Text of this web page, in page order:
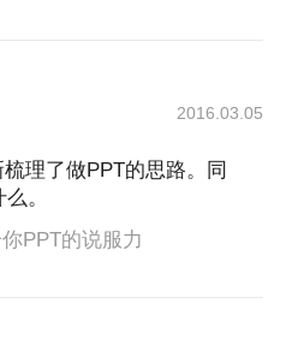
2016.03.05
理了做PPT的思路。同
。
PPT的说服力